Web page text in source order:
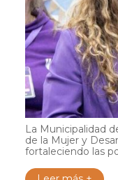
La Municipalidad
de la Mujer y
fortaleciendo las